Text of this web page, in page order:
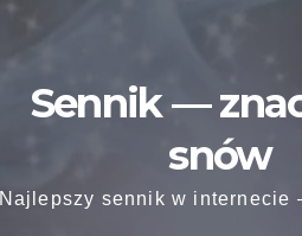
Sennik —
snów
Najlepszy sennik w